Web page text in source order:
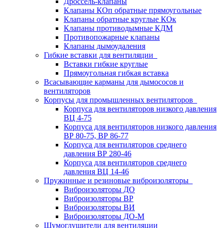
Клапаны КОп обратные прямоугольные
Клапаны обратные круглые КОк
Клапаны противодымные КДМ
Противопожарные клапаны
Клапаны дымоудаления
Гибкие вставки для вентиляции
Вставки гибкие круглые
Прямоугольная гибкая вставка
Всасывающие карманы для дымососов и
вентиляторов
Корпусы для промышленных вентиляторов
Корпуса для вентиляторов низкого давления
ВЦ 4-75
Корпуса для вентиляторов низкого давления
ВР 80-75, ВР 86-77
Корпуса для вентиляторов среднего
давления ВР 280-46
Корпуса для вентиляторов среднего
давления ВЦ 14-46
Пружинные и резиновые виброизоляторы
Виброизоляторы ДО
Виброизоляторы ВР
Виброизоляторы ВИ
Виброизоляторы ДО-М
Шумоглушители для вентиляции